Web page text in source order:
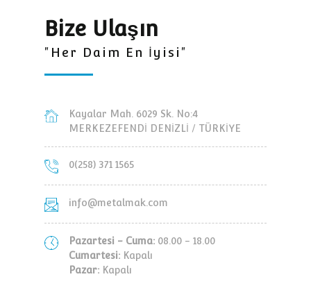
Bize Ulaşın
"Her Daim En İyisi"
Kayalar Mah. 6029 Sk. No:4
MERKEZEFENDİ DENİZLİ / TÜRKİYE
0(258) 371 1565
info@metalmak.com
Pazartesi - Cuma: 08.00 - 18.00
Cumartesi: Kapalı
Pazar: Kapalı